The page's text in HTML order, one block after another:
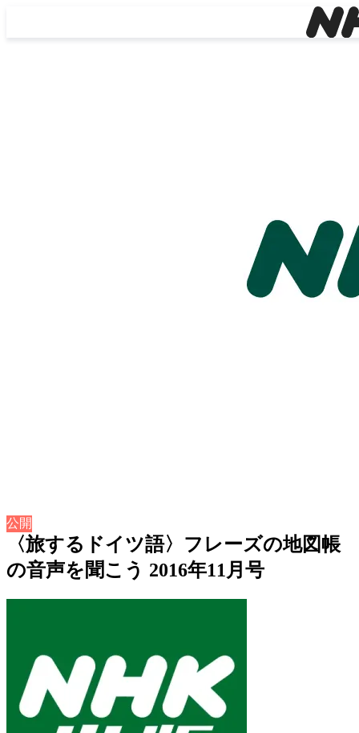
公開
〈旅するドイツ語〉フレーズの地図帳
の音声を聞こう 2016年11月号